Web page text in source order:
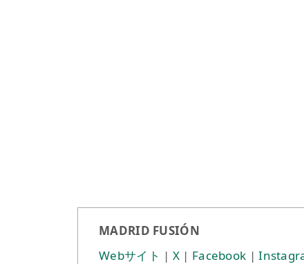
MADRID FUSIÓN
Webサイト | X | Facebook |